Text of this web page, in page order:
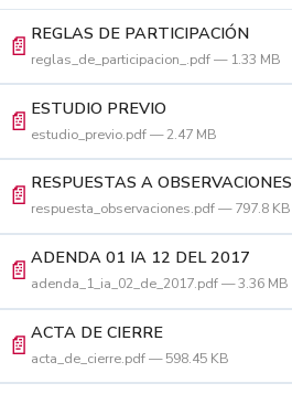
📄 REGLAS DE PARTICIPACIÓN
reglas_de_participacion_.pdf — 1.33 MB
📄 ESTUDIO PREVIO
estudio_previo.pdf — 2.47 MB
📄 RESPUESTAS A OBSERVACIONES
respuesta_observaciones.pdf — 797.8 KB
📄 ADENDA 01 IA 12 DEL 2017
adenda_1_ia_02_de_2017.pdf — 3.36 MB
📄 ACTA DE CIERRE
acta_de_cierre.pdf — 598.45 KB